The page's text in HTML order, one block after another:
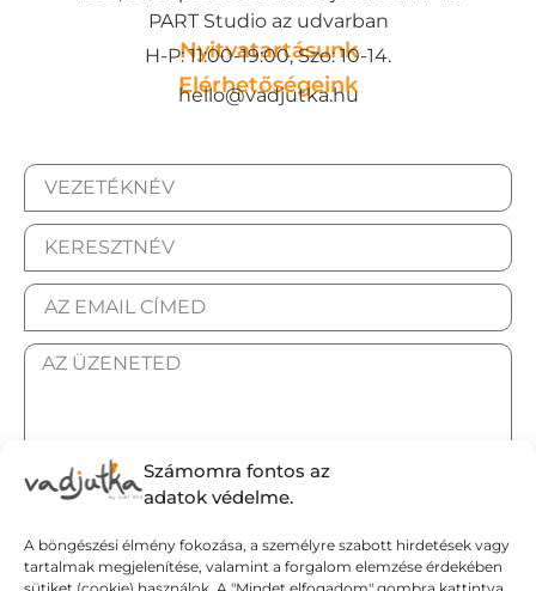
Számomra fontos az
adatok védelme.
A böngészési élmény fokozása, a személyre szabott hirdetések vagy
tartalmak megjelenítése, valamint a forgalom elemzése érdekében
PART Studio az udvarban
Nyitvatartásunk
H-P: 11:00-19:00, Szo: 10-14.
Elérhetőségeink
hello@vadjutka.hu
ELFOGADOM AZ ADATKEZELÉSI TÁJÉKOZTATÓT.
Elküldöm